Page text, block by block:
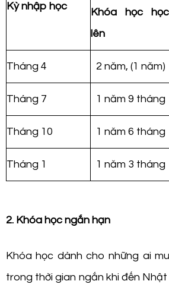
Kỳ nhập học
Khóa học học
lên
Tháng 4 2 năm, (1 năm)
Tháng 7 1 năm 9 tháng
Tháng 10 1 năm 6 tháng
Tháng 1 1 năm 3 tháng
2. Khóa học ngắn hạn
Khóa học dành cho những ai
trong thời gian ngắn khi đến